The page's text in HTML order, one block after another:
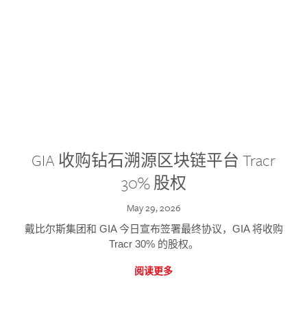
GIA 收购钻石溯源区块链平台 Tracr
30% 股权
May 29, 2026
戴比尔斯集团和 GIA 今日宣布签署最终协议，GIA 将收购
Tracr 30% 的股权。
阅读更多